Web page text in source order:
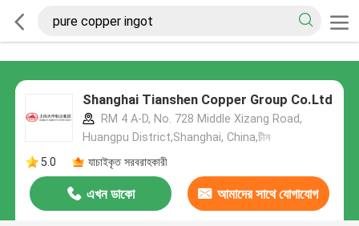
Shanghai Tianshen Copper Group Co.Ltd
RM 4 A-D, No. 728 Middle Xizang Road,
Huangpu District,Shanghai, China,চীন
5.0
যাচাইকৃত সরবরাহকারী
এখন ডাকো আমাদের সাথে যোগাযোগ